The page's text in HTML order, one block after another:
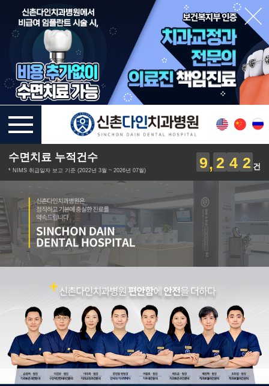
수면치료 누적건수
* NIMS 취급일자 보고 기준 (2022년 3월 ~ 2026년 07월) 9 2 4 2 건